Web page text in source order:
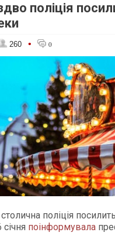
поліція
260 • 0
поліція
поінформувала